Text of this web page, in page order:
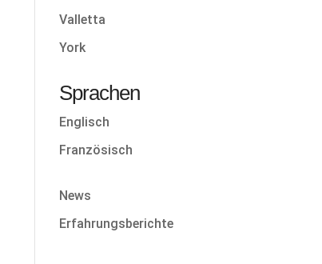
Valletta
York
Sprachen
Englisch
Französisch
News
Erfahrungsberichte